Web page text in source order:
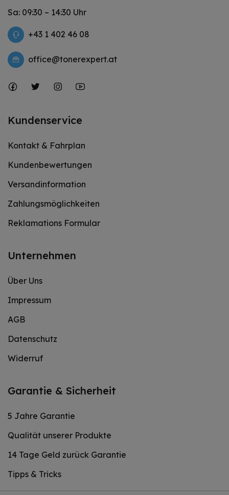
Sa: 09:30 – 14:30 Uhr
+43 1 402 46 08
office@tonerexpert.at
Kundenservice
Kontakt & Fahrplan
Kundenbewertungen
Versandinformation
Zahlungsmöglichkeiten
Reklamations Formular
Unternehmen
Über Uns
Impressum
AGB
Datenschutz
Widerruf
Garantie & Sicherheit
5 Jahre Garantie
Qualität unserer Produkte
14 Tage Geld zurück Garantie
Tipps & Tricks